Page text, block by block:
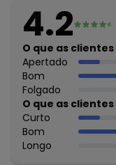
4.2
O que as
Apertado
Bom
Folgado
O que as
Curto
Bom
Longo